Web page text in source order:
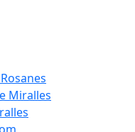
Miralles